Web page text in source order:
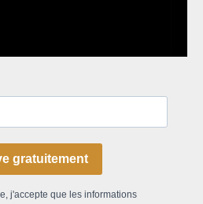
gratuitement
j'accepte que les informations